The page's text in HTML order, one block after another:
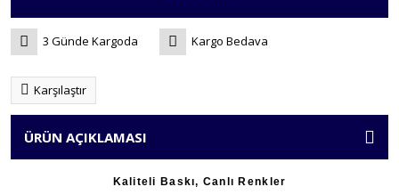
3 Günde Kargoda Kargo Bedava
Karşılaştır
ÜRÜN AÇIKLAMASI
Kaliteli Baskı, Canlı Renkler